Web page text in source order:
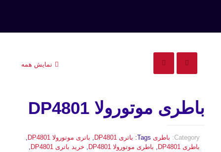
نمایش همه
باطری موتورولا DP4801
Category: باطری Tags: باتری DP4801 , باتری موتورولا DP4801
,
باطری DP4801
, باطری موتورولا DP4801 , خرید باتری DP4801
,